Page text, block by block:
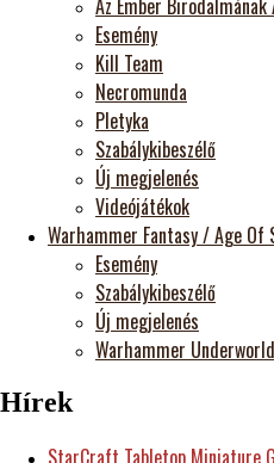
Esemény
Kill Team
Necromunda
Pletyka
Szabálykibeszélő
Új megjelenés
Videójátékok
Warhammer Fantasy / Age Of
Esemény
Szabálykibeszélő
Új megjelenés
Warhammer
Hírek